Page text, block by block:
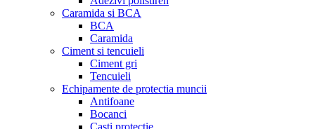
Caramida si BCA
BCA
Caramida
Ciment si tencuieli
Ciment gri
Tencuieli
Echipamente de protectia muncii
Antifoane
Bocanci
Casti protectie